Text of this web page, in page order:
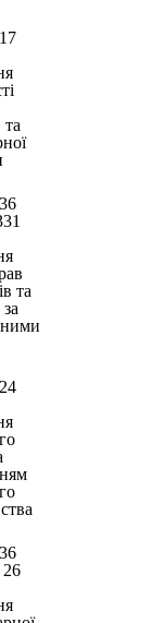
та
та
26